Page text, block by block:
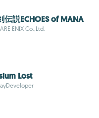
伝説ECHOES of MANA
ENIX Co.,Ltd.
Lost